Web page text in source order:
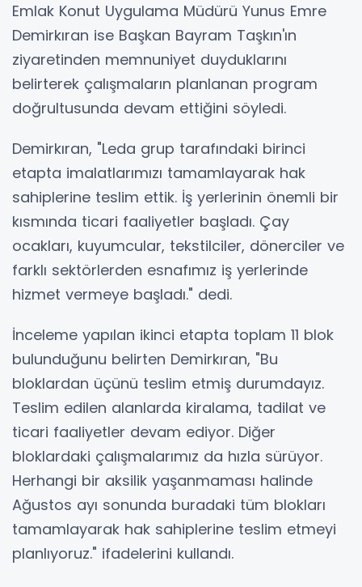
Emlak Konut Uygulama Müdürü Yunus Emre
Demirkıran ise Başkan Bayram Taşkın'ın
ziyaretinden memnuniyet duyduklarını
belirterek çalışmaların planlanan program
doğrultusunda devam ettiğini söyledi.
Demirkıran, "Leda grup tarafındaki birinci
etapta imalatlarımızı tamamlayarak hak
sahiplerine teslim ettik. İş yerlerinin önemli bir
kısmında ticari faaliyetler başladı. Çay
ocakları, kuyumcular, tekstilciler, dönerciler ve
farklı sektörlerden esnafımız iş yerlerinde
hizmet vermeye başladı." dedi.
İnceleme yapılan ikinci etapta toplam 11 blok
bulunduğunu belirten Demirkıran, "Bu
bloklardan üçünü teslim etmiş durumdayız.
Teslim edilen alanlarda kiralama, tadilat ve
ticari faaliyetler devam ediyor. Diğer
bloklardaki çalışmalarımız da hızla sürüyor.
Herhangi bir aksilik yaşanmaması halinde
Ağustos ayı sonunda buradaki tüm blokları
tamamlayarak hak sahiplerine teslim etmeyi
planlıyoruz." ifadelerini kullandı.